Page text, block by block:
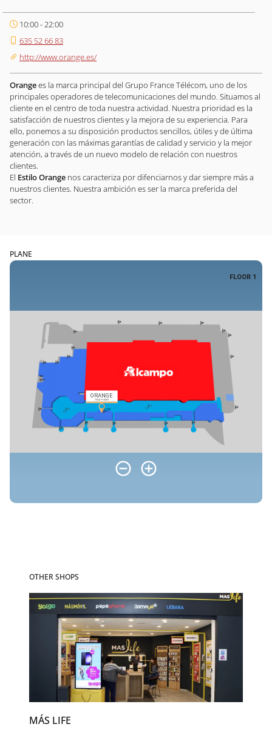
10:00 - 22:00
635 52 66 83
http://www.orange.es/
Orangees la marca principal del Grupo France Télécom, uno de los
principales operadores de telecomunicaciones del mundo. Situamos al
cliente en el centro de toda nuestra actividad. Nuestra prioridad es la
satisfacción de nuestros clientes y la mejora de su experiencia. Para
ello, ponemos a su disposición productos sencillos, útiles y de última
generación con las máximas garantías de calidad y servicio y la mejor
atención, a través de un nuevo modelo de relación con nuestros
clientes.
El Estilo Orange nos caracteriza por difenciarnos y dar siempre más a
nuestros clientes. Nuestra ambición es ser la marca preferida del
sector.
PLANE
OTHER SHOPS
MÁS LIFE